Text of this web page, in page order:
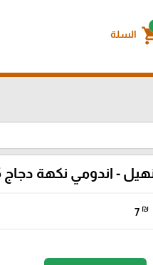
السلة
- اندومي نكهة دجاج 75غم
7 ₪